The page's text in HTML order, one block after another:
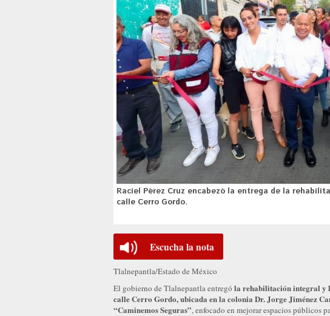
Raciel Pérez Cruz encabezó la entrega de la
calle Cerro Gordo.
Escucha la nota
Tlalnepantla/Estado de México
El gobierno de Tlalnepantla entregó la rehabilitación integral y
calle Cerro Gordo, ubicada en la colonia Dr. Jorge Jiménez
“Caminemos Seguras”, enfocado en mejorar espacios públicos